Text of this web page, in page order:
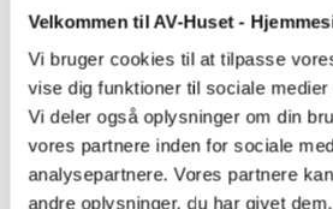
Velkommen til AV-Huset -
Vi bruger cookies til at tilpasse
vise dig funktioner til sociale
Vi deler også oplysninger om din
vores partnere inden for sociale
analysepartnere. Vores partnere
andre oplysninger, du har givet